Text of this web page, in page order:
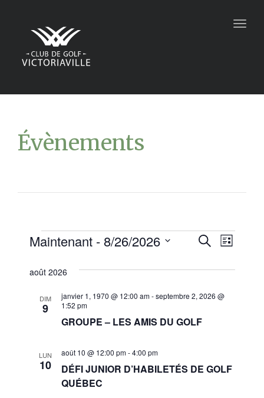
Évènements
et
Recherche
Liste
Maintenant - 8/26/2026
une
août 2026
DIM
9
GROUPE – LES AMIS DU GOLF
janvier 1, 1970 @ 12:00 am-septembre 2, 2026 @
1:52 pm
LUN
10
DÉFI JUNIOR D’HABILETÉS DE GOLF
QUÉBEC
août 10 @ 12:00 pm-4:00 pm